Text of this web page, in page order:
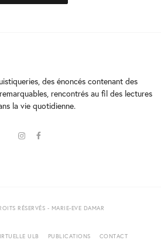
des énoncés contenant des
rencontrés au fil des lectures
la vie quotidienne.
RÉSERVÉS - MARIE-EVE DAMAR
ULB PUBLICATIONS CONTACT